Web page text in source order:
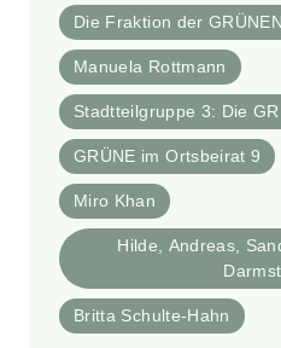
Die Fraktion der
Manuela Rottmann
Stadtteilgruppe 3: Die
GRÜNE im Ortsbeirat 9
Miro Khan
Hilde, Andreas,
Britta Schulte-Hahn